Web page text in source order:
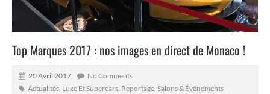
Top Marques 2017 : nos images en direct de Monaco !
20 Avril 2017
No Comments
Actualités Luxe Et Supercars Reportage Salons & Événements